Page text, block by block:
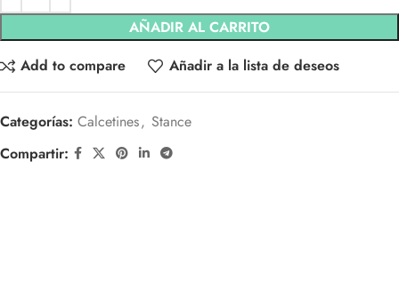
AÑADIR AL CARRITO
Add to compare
Añadir a la lista de deseos
Categorías: Calcetines, Stance
Compartir: